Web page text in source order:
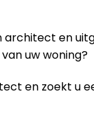
architect en
uw woning?
en zoekt u